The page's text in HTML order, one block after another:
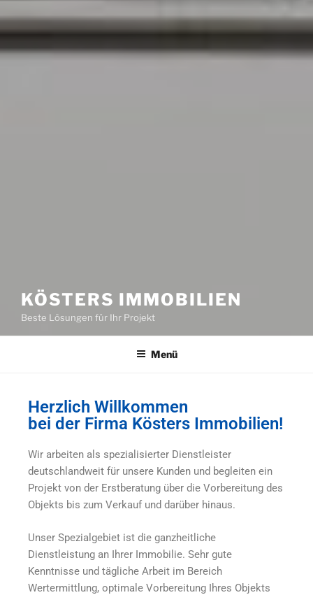
KÖSTERS IMMOBILIEN
Beste Lösungen für Ihr Projekt
Menü
Herzlich Willkommen
bei der Firma Kösters Immobilien!
Wir arbeiten als spezialisierter Dienstleister
deutschlandweit für unsere Kunden und begleiten ein
Projekt von der Erstberatung über die Vorbereitung des
Objekts bis zum Verkauf und darüber hinaus.
Unser Spezialgebiet ist die ganzheitliche
Dienstleistung an Ihrer Immobilie. Sehr gute
Kenntnisse und tägliche Arbeit im Bereich
Wertermittlung, optimale Vorbereitung Ihres Objekts